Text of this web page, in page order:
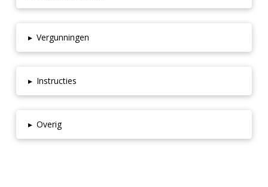
▸ Vergunningen
▸ Instructies
▸ Overig